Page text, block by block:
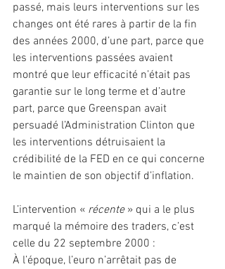
passé, mais leurs interventions sur les
changes ont été rares à partir de la fin
des années 2000, d’une part, parce que
les interventions passées avaient
montré que leur efficacité n’était pas
garantie sur le long terme et d’autre
part, parce que Greenspan avait
persuadé l’Administration Clinton que
les interventions détruisaient la
crédibilité de la FED en ce qui concerne
le maintien de son objectif d’inflation.
L’intervention « récente » qui a le plus
marqué la mémoire des traders, c’est
celle du 22 septembre 2000 :
À l’époque, l’euro n’arrêtait pas de